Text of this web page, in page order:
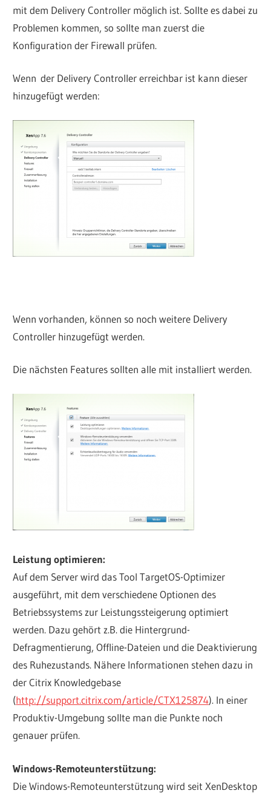
mit dem Delivery Controller möglich ist. Sollte es dabei zu
Problemen kommen, so sollte man zuerst die
Konfiguration der Firewall prüfen.
Wenn der Delivery Controller erreichbar ist kann dieser
hinzugefügt werden:
Wenn vorhanden, können so noch weitere Delivery
Controller hinzugefügt werden.
Die nächsten Features sollten alle mit installiert werden.
Leistung optimieren:
Auf dem Server wird das Tool TargetOS-Optimizer
ausgeführt, mit dem verschiedene Optionen des
Betriebssystems zur Leistungssteigerung optimiert
werden. Dazu gehört z.B. die Hintergrund-
Defragmentierung, Offline-Dateien und die Deaktivierung
des Ruhezustands. Nähere Informationen stehen dazu in
der Citrix Knowledgebase
(http://support.citrix.com/article/CTX125874). In einer
Produktiv-Umgebung sollte man die Punkte noch
genauer prüfen.
Windows-Remoteunterstützung:
Die Windows-Remoteunterstützung wird seit XenDesktop